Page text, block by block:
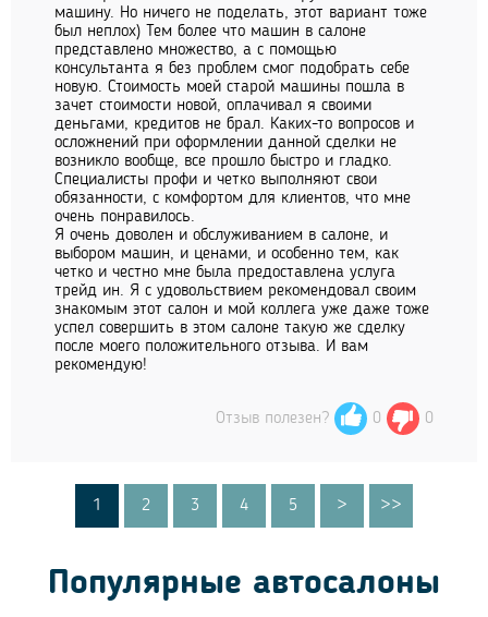
машину. Но ничего не поделать, этот вариант тоже
был неплох) Тем более что машин в салоне
представлено множество, а с помощью
консультанта я без проблем смог подобрать себе
новую. Стоимость моей старой машины пошла в
зачет стоимости новой, оплачивал я своими
деньгами, кредитов не брал. Каких-то вопросов и
осложнений при оформлении данной сделки не
возникло вообще, все прошло быстро и гладко.
Специалисты профи и четко выполняют свои
обязанности, с комфортом для клиентов, что мне
очень понравилось.
Я очень доволен и обслуживанием в салоне, и
выбором машин, и ценами, и особенно тем, как
четко и честно мне была предоставлена услуга
трейд ин. Я с удовольствием рекомендовал своим
знакомым этот салон и мой коллега уже даже тоже
успел совершить в этом салоне такую же сделку
после моего положительного отзыва. И вам
рекомендую!
Отзыв полезен? 0 0
1 2 3 4 5 > >>
Популярные автосалоны